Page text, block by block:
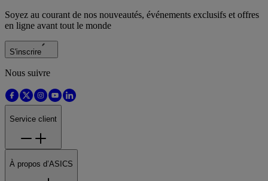
Soyez au courant de nos nouveautés, événements exclusifs et offres
en ligne avant tout le monde
S'inscrire
Nous suivre
Service client
À propos d’ASICS